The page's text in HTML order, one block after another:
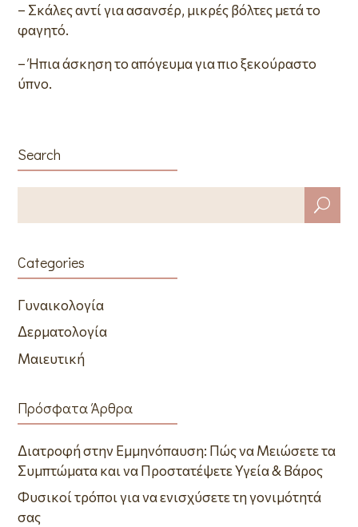
– Σκάλες αντί για ασανσέρ, μικρές βόλτες μετά το
φαγητό.
– Ήπια άσκηση το απόγευμα για πιο ξεκούραστο
ύπνο.
Search
Categories
Γυναικολογία
Δερματολογία
Μαιευτική
Πρόσφατα Άρθρα
Διατροφή στην Εμμηνόπαυση: Πώς να Μειώσετε τα
Συμπτώματα και να Προστατέψετε Υγεία & Βάρος
Φυσικοί τρόποι για να ενισχύσετε τη γονιμότητά
σας